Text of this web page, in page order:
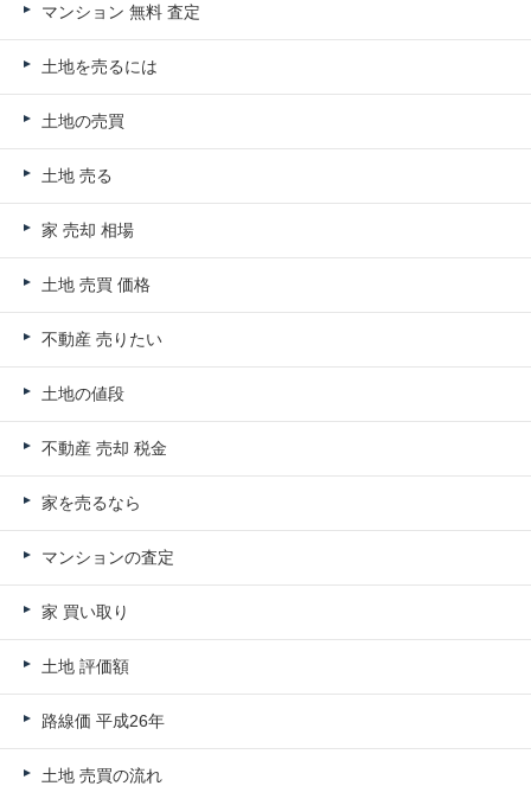
マンション 無料 査定
土地を売るには
土地の売買
土地 売る
家 売却 相場
土地 売買 価格
不動産 売りたい
土地の値段
不動産 売却 税金
家を売るなら
マンションの査定
家 買い取り
土地 評価額
路線価 平成26年
土地 売買の流れ